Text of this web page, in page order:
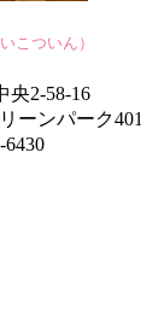
こついん）
2-58-16
ーク401